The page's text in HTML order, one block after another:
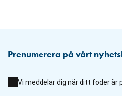
Prenumerera på vårt
Vi meddelar dig när ditt foder är